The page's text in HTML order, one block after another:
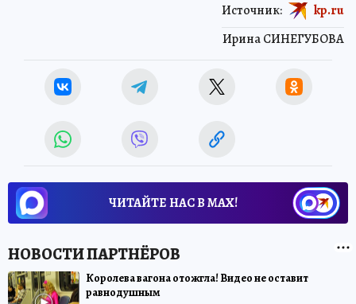
Ирина СИНЕГУБОВА
Источник: kp.ru
ЧИТАЙТЕ НАС В МАХ!
Королева вагона отожгла! Видео не оставит
равнодушным